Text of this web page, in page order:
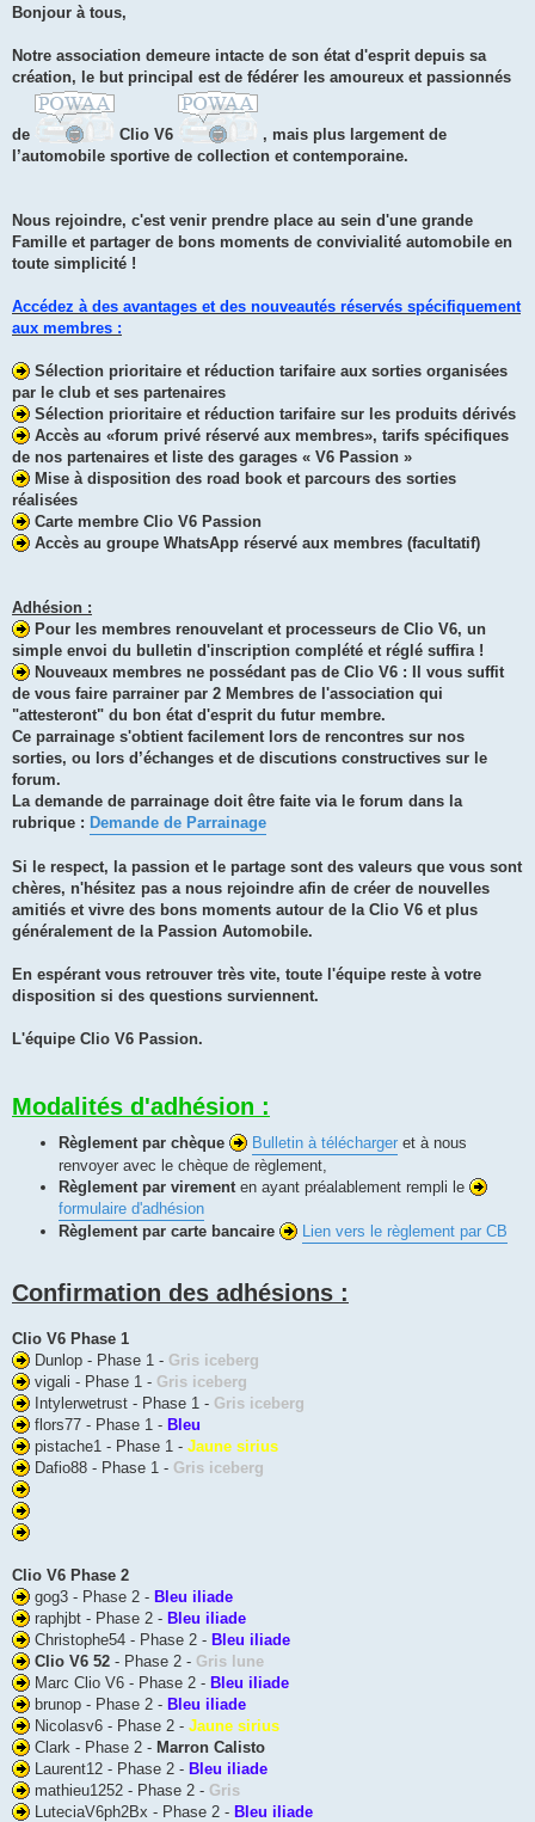
s
g
Bonjour à tous,
Notre association demeure intacte de son état d'esprit depuis sa
création, le but principal est de fédérer les amoureux et passionnés
de Clio V6
, mais plus largement de
l’automobile sportive de collection et contemporaine.
Nous rejoindre, c'est venir prendre place au sein d'une grande
Famille et partager de bons moments de convivialité automobile en
toute simplicité !
Accédez à des avantages et des nouveautés réservés spécifiquement
aux membres :
Sélection prioritaire et réduction tarifaire aux sorties organisées
par le club et ses partenaires
Sélection prioritaire et réduction tarifaire sur les produits dérivés
Accès au «forum privé réservé aux membres», tarifs spécifiques
de nos partenaires et liste des garages « V6 Passion »
Mise à disposition des road book et parcours des sorties
réalisées
Carte membre Clio V6 Passion
Accès au groupe WhatsApp réservé aux membres (facultatif)
Adhésion :
Pour les membres renouvelant et processeurs de Clio V6, un
simple envoi du bulletin d'inscription complété et réglé suffira !
Nouveaux membres ne possédant pas de Clio V6 : Il vous suffit
de vous faire parrainer par 2 Membres de l'association qui
"attesteront" du bon état d'esprit du futur membre.
Ce parrainage s'obtient facilement lors de rencontres sur nos
sorties, ou lors d’échanges et de discutions constructives sur le
forum.
La demande de parrainage doit être faite via le forum dans la
rubrique : Demande de Parrainage
Si le respect, la passion et le partage sont des valeurs que vous sont
chères, n'hésitez pas a nous rejoindre afin de créer de nouvelles
amitiés et vivre des bons moments autour de la Clio V6 et plus
généralement de la Passion Automobile.
En espérant vous retrouver très vite, toute l'équipe reste à votre
disposition si des questions surviennent.
L'équipe Clio V6 Passion.
Modalités d'adhésion :
Règlement par chèque Bulletin à télécharger et à nous
renvoyer avec le chèque de règlement,
Règlement par virement en ayant préalablement rempli le
formulaire d'adhésion
Règlement par carte bancaire
Lien vers le règlement par CB
Confirmation des adhésions :
Clio V6 Phase 1
Dunlop - Phase 1 - Gris iceberg
vigali - Phase 1 - Gris iceberg
Intylerwetrust - Phase 1 - Gris iceberg
flors77 - Phase 1 - Bleu
pistache1 - Phase 1 - Jaune sirius
Dafio88 - Phase 1 - Gris iceberg
Clio V6 Phase 2
gog3 - Phase 2 - Bleu iliade
raphjbt - Phase 2 - Bleu iliade
Christophe54 - Phase 2 - Bleu iliade
Clio V6 52 - Phase 2 - Gris lune
Marc Clio V6 - Phase 2 - Bleu iliade
brunop - Phase 2 - Bleu iliade
Nicolasv6 - Phase 2 - Jaune sirius
Clark - Phase 2 - Marron Calisto
Laurent12 - Phase 2 - Bleu iliade
mathieu1252 - Phase 2 - Gris
LuteciaV6ph2Bx - Phase 2 - Bleu iliade